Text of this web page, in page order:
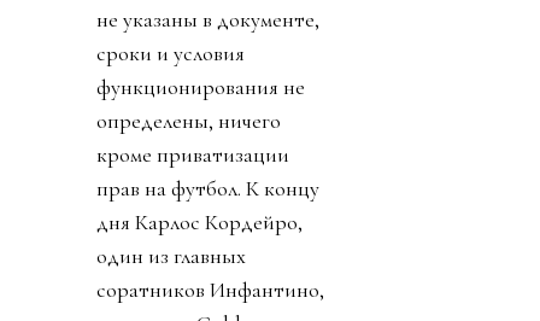
не указаны в документе,
сроки и условия
функционирования не
определены, ничего
кроме приватизации
прав на футбол. К концу
дня Карлос Кордейро,
один из главных
соратников Инфантино,